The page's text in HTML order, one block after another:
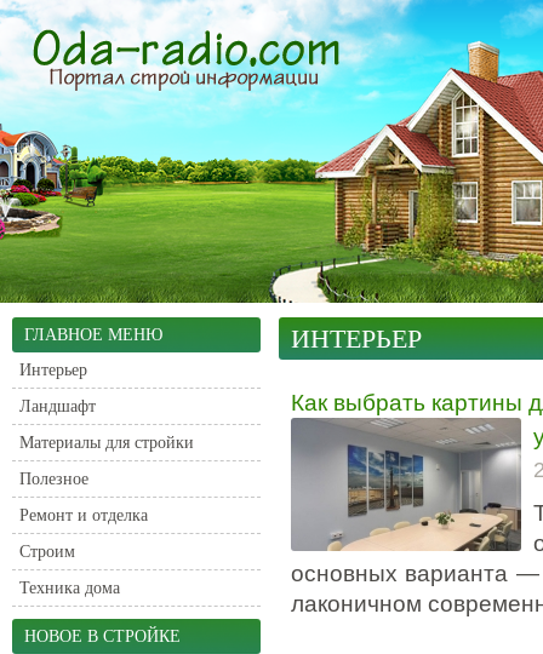
ГЛАВНОЕ МЕНЮ
Интерьер
Ландшафт
Материалы для стройки
Полезное
Ремонт и отделка
Строим
Техника дома
НОВОЕ В СТРОЙКЕ
ИНТЕРЬЕР
Как выбрать картины
основных варианта —
лаконичном